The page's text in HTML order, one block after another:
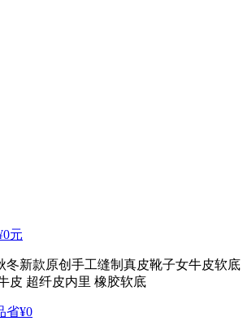
元
冬新款原创手工缝制真皮靴子女牛皮软底
皮 超纤皮内里 橡胶软底
省¥0